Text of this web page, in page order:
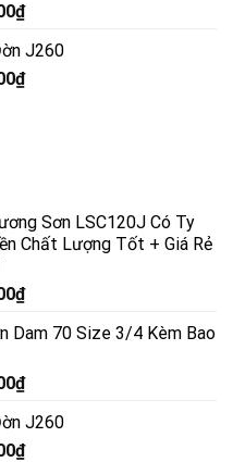
₫
J260
₫
Sơn LSC120J Có Ty
Chất Lượng Tốt + Giá Rẻ
₫
Dam 70 Size 3/4 Kèm Bao
₫
J260
₫